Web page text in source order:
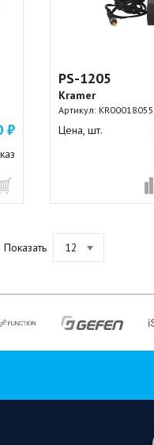
₽
PS-1205
Kramer
Артикул: KR00018055
Цена, шт.
Показать 12